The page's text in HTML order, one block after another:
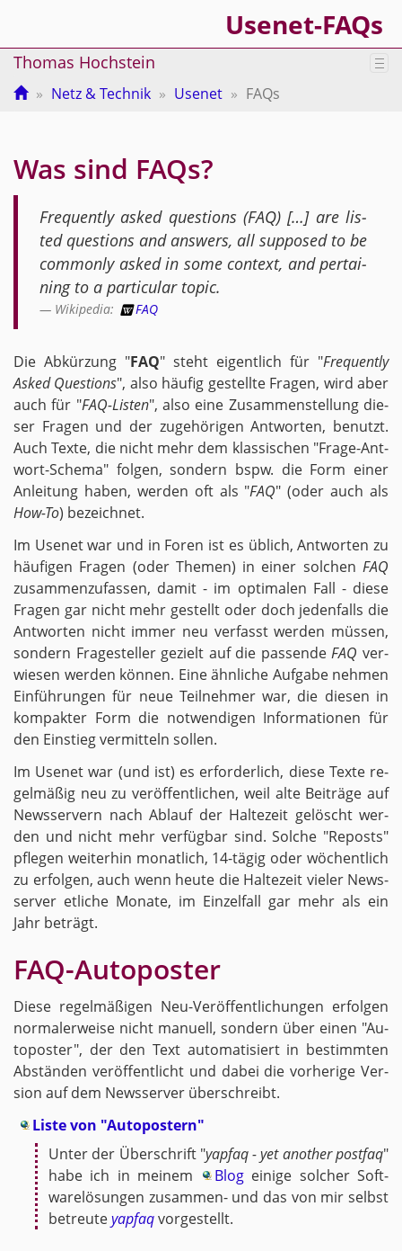
Usenet-FAQs
Thomas Hochstein
Netz & Technik Usenet FAQs
Was sind FAQs?
Fre­quent­ly asked ques­ti­ons (FAQ) […] are lis­
ted ques­ti­ons and an­s­wers, all sup­po­sed to be
com­mon­ly asked in some con­text, and per­tai­
ning to a par­ti­cu­lar topic.
Wi­ki­pe­dia: FAQ
Die Ab­kür­zung "FAQ" steht ei­gent­lich für "Fre­quent­ly
Asked Ques­ti­ons", also häu­fig ge­stell­te Fra­gen, wird aber
auch für "FAQ-Lis­ten", also eine Zu­sam­men­stel­lung die­
ser Fra­gen und der zu­ge­hö­ri­gen Ant­wor­ten, be­nutzt.
Auch Texte, die nicht mehr dem klas­si­schen "Fra­ge-Ant­
wort-Sche­ma" fol­gen, son­dern bspw. die Form einer
An­lei­tung haben, wer­den oft als "FAQ" (oder auch als
How-To) be­zeich­net.
Im Use­net war und in Foren ist es üb­lich, Ant­wor­ten zu
häu­fi­gen Fra­gen (oder The­men) in einer sol­chen FAQ
zu­sam­men­zu­fas­sen, damit - im op­ti­ma­len Fall - diese
Fra­gen gar nicht mehr ge­stellt oder doch je­den­falls die
Ant­wor­ten nicht immer neu ver­fasst wer­den müs­sen,
son­dern Fra­ge­stel­ler ge­zielt auf die pas­sen­deFAQ ver­
wie­sen wer­den kön­nen. Eine ähn­li­che Auf­ga­be neh­men
Ein­füh­run­gen für neue Teil­neh­mer war, die die­sen in
kom­pak­ter Form die not­wen­di­gen In­for­ma­tio­nen für
den Ein­stieg ver­mit­teln sol­len.
Im Use­net war (und ist) es er­for­der­lich, diese Texte re­
gel­mä­ßig neu zu ver­öf­fent­li­chen, weil alte Bei­trä­ge auf
News­ser­vern nach Ab­lauf der Hal­te­zeit ge­löscht wer­
den und nicht mehr ver­füg­bar sind. Sol­che "Re­posts"
pfle­gen wei­ter­hin mo­nat­lich, 14-tä­gig oder wö­chent­lich
zu er­fol­gen, auch wenn heute die Hal­te­zeit vie­ler News­
ser­ver et­li­che Mo­na­te, im Ein­zel­fall gar mehr als ein
Jahr be­trägt.
FAQ-Au­to­pos­ter
Diese re­gel­mä­ßi­gen Neu-Ver­öf­fent­li­chun­gen er­fol­gen
nor­ma­ler­wei­se nicht ma­nu­ell, son­dern über einen "Au­
to­pos­ter", der den Text au­to­ma­ti­siert in be­stimm­ten
Ab­stän­den ver­öf­fent­licht und dabei die vor­he­ri­ge Ver­
si­on auf dem News­ser­ver über­schreibt.
Liste von "Au­to­pos­tern"
Unter der Über­schrift "yapfaq - yet ano­ther post­faq"
habe ich in mei­nem
Blog ei­ni­ge sol­cher Soft­
ware­lö­sun­gen zu­sam­men- und das von mir selbst
be­treu­teyapfaqvor­ge­stellt.